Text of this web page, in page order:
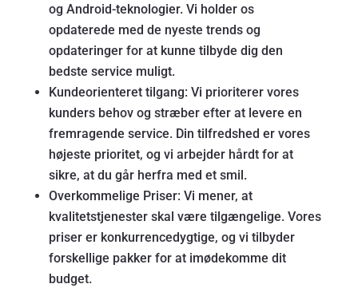
og Android-teknologier. Vi holder os
opdaterede med de nyeste trends og
opdateringer for at kunne tilbyde dig den
bedste service muligt.
Kundeorienteret tilgang: Vi prioriterer vores
kunders behov og stræber efter at levere en
fremragende service. Din tilfredshed er vores
højeste prioritet, og vi arbejder hårdt for at
sikre, at du går herfra med et smil.
Overkommelige Priser: Vi mener, at
kvalitetstjenester skal være tilgængelige. Vores
priser er konkurrencedygtige, og vi tilbyder
forskellige pakker for at imødekomme dit
budget.